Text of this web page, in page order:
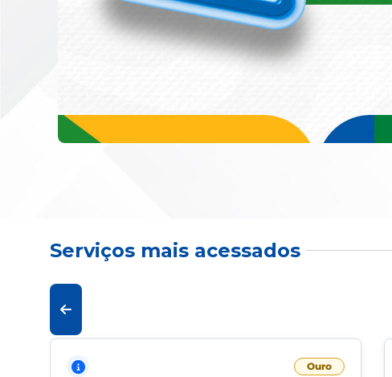
Serviços mais acessados
Ouro